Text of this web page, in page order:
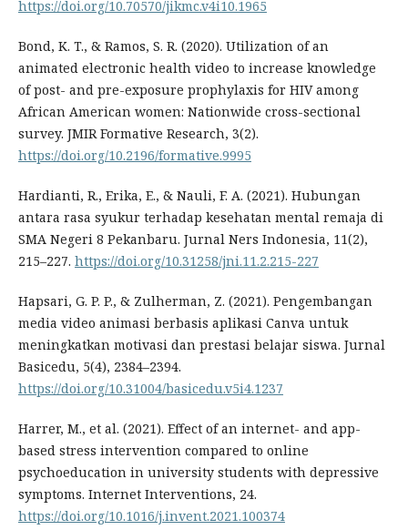
https://doi.org/10.70570/jikmc.v4i10.1965
Bond, K. T., & Ramos, S. R. (2020). Utilization of an
animated electronic health video to increase knowledge
of post- and pre-exposure prophylaxis for HIV among
African American women: Nationwide cross-sectional
survey. JMIR Formative Research, 3(2).
https://doi.org/10.2196/formative.9995
Hardianti, R., Erika, E., & Nauli, F. A. (2021). Hubungan
antara rasa syukur terhadap kesehatan mental remaja di
SMA Negeri 8 Pekanbaru. Jurnal Ners Indonesia, 11(2),
215–227. https://doi.org/10.31258/jni.11.2.215-227
Hapsari, G. P. P., & Zulherman, Z. (2021). Pengembangan
media video animasi berbasis aplikasi Canva untuk
meningkatkan motivasi dan prestasi belajar siswa. Jurnal
Basicedu, 5(4), 2384–2394.
https://doi.org/10.31004/basicedu.v5i4.1237
Harrer, M., et al. (2021). Effect of an internet- and app-
based stress intervention compared to online
psychoeducation in university students with depressive
symptoms. Internet Interventions, 24.
https://doi.org/10.1016/j.invent.2021.100374